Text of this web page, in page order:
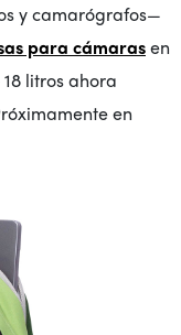
y camarógrafos—
para cámarasen
litros ahora
en